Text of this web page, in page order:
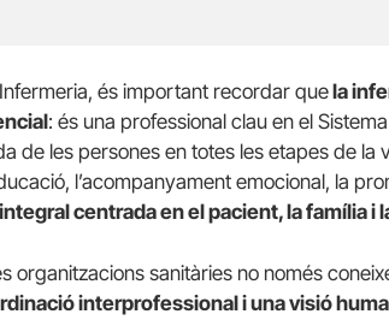
és important recordar quela
: és una professional clau en el
de les persones en totes les etapes de la
l’acompanyament emocional, la
centrada en el pacient, la família i
organitzacions sanitàries no només
interprofessional i una visió